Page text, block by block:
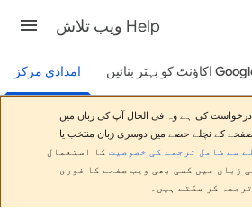
ویب تلاش Help
امدادی مرکز
کی ہے وہ فی الحال آپ کی زبان میں
کے نچلے حصے میں دوسری زبان منتخب یا
کا استعمال
زبان میں کسی بھی ویب صفحے کا فوری
ترجمہ کر سکتے ہیں۔